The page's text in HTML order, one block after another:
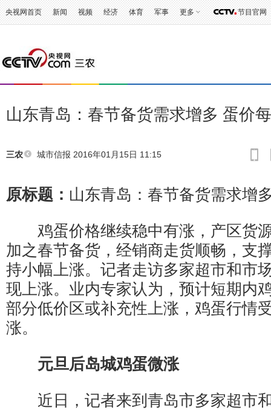
央视网首页 新闻 视频 经济 体育 军事 更多 节目官网
山东青岛：春节备货需求增多 蛋价
三农 城市信报 2016年01月15日 11:15
原标题： 山东青岛：春节备货需求增
鸡蛋价格继续稳中有涨，产区货
加之春节备货，经销商走货顺畅，支
持小幅上涨。记者走访多家超市和市
现上涨。业内专家认为，预计短期内
部分低价区或补充性上涨，鸡蛋行情
涨。
元旦后岛城鸡蛋微涨
近日，记者来到青岛市多家超市